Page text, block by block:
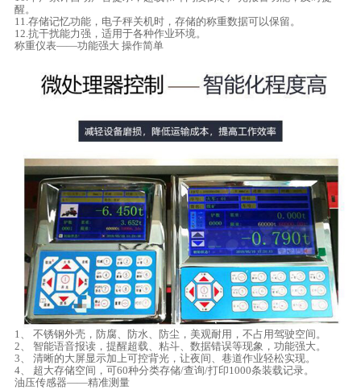
醒。
11.存储记忆功能，电子秤关机时，存储的称重数据可以保留。
12.抗干扰能力强，适用于各种作业环境。
称重仪表——功能强大 操作简单
1、 不锈钢外壳，防腐、防水、防尘，美观耐用，不占用驾驶空间。
2、 智能语音报读，提醒超载、粘斗、数据错误等现象，功能强大。
3、 清晰的大屏显示加上可控背光，让夜间、巷道作业轻松实现。
4、 超大存储空间，可60种分类存储/查询/打印1000条装载记录。
油压传感器——精准测量